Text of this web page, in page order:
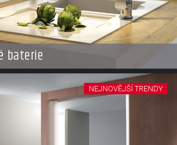
baterie
NEJNOVĚJŠÍ TRENDY